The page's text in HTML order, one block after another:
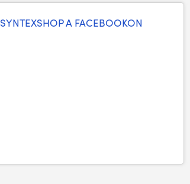
SYNTEXSHOP A FACEBOOKON